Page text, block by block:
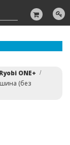
ONE+
(без